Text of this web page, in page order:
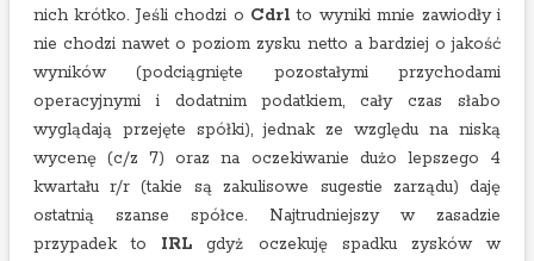
nich krótko. Jeśli chodzi o Cdrl to wyniki mnie zawiodły i
nie chodzi nawet o poziom zysku netto a bardziej o jakość
wyników (podciągnięte pozostałymi przychodami
operacyjnymi i dodatnim podatkiem, cały czas słabo
wyglądają przejęte spółki), jednak ze względu na niską
wycenę (c/z 7) oraz na oczekiwanie dużo lepszego 4
kwartału r/r (takie są zakulisowe sugestie zarządu) daję
ostatnią szanse spółce. Najtrudniejszy w zasadzie
przypadek to IRL gdyż oczekuję spadku zysków w